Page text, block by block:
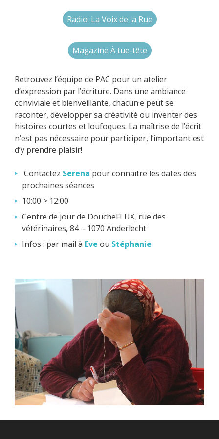
Radio: La Voix de la Rue
Magazine À tue-tête
Retrouvez l’équipe de PAC pour un atelier
d’expression par l’écriture. Dans une ambiance
conviviale et bienveillante, chacun·e peut se
raconter, développer sa créativité ou inventer des
histoires courtes et loufoques. La maîtrise de l’écrit
n’est pas nécessaire pour participer, l’important est
d’y prendre plaisir!
Contactez Serena pour connaitre les dates des
prochaines séances
10:00 > 12:00
Centre de jour de DoucheFLUX, rue des
vétérinaires, 84 – 1070 Anderlecht
Infos : par mail à Eve ou Stéphanie